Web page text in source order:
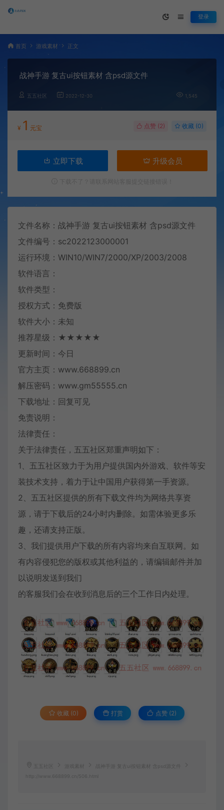
登录
首页 游戏素材 正文
战神手游 复古ui按钮素材 含psd源文件
五五社区 2022-12-30 1,545
¥ 1 元宝 点赞 (2) 收藏 (0)
立即下载 升级会员
文件名称：战神手游 复古ui按钮素材 含psd源文件
文件编号：sc2022123000001
运行环境：WIN10/WIN7/2000/XP/2003/2008
软件语言：
软件类型：
授权方式：免费版
软件大小：未知
推荐星级：★★★★★
更新时间：今日
官方主页：www.668899.cn
解压密码：www.gm55555.cn
下载地址：回复可见
免责说明：
法律责任：
关于法律责任，五五社区郑重声明如下：
1、五五社区致力于为用户提供国内外游戏、软件等安
装技术支持，着力于让中国用户获得第一手资源。
2、五五社区提供的所有下载文件均为网络共享资
源，请于下载后的24小时内删除。如需体验更多乐
趣，还请支持正版。
3、我们提供用户下载的所有内容均来自互联网。如
有内容侵犯您的版权或其他利益的，请编辑邮件并加
以说明发送到我们
的客服我们会在收到消息后的三个工作日内处理。
收藏 (0) 打赏 点赞 (2)
五五社区
战神手游 复古ui按钮素材 含psd源文件
http://www.668899.cn/506.html